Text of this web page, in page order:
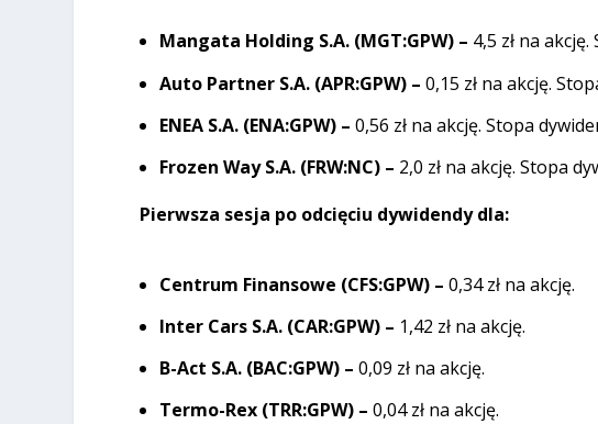
Mangata Holding S.A. (MGT:GPW) – 4,5 zł na
Auto Partner S.A. (APR:GPW) –0,15 zł na akcję.
ENEA S.A. (ENA:GPW) –0,56 zł na akcję. Stopa
Frozen Way S.A. (FRW:NC) – 2,0 zł na akcję. Stopa
Pierwsza sesja po odcięciu dywidendy dla:
Centrum Finansowe (CFS:GPW) –0,34 zł na akcję.
Inter Cars S.A. (CAR:GPW) – 1,42 zł na akcję.
B-Act S.A. (BAC:GPW) – 0,09 zł na akcję.
Termo-Rex (TRR:GPW) – 0,04 zł na akcję.